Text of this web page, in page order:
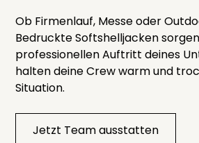
Ob Firmenlauf, Messe oder
Bedruckte Softshelljacken
professionellen Auftritt deines
halten deine Crew warm und
Situation.
Jetzt Team ausstatten